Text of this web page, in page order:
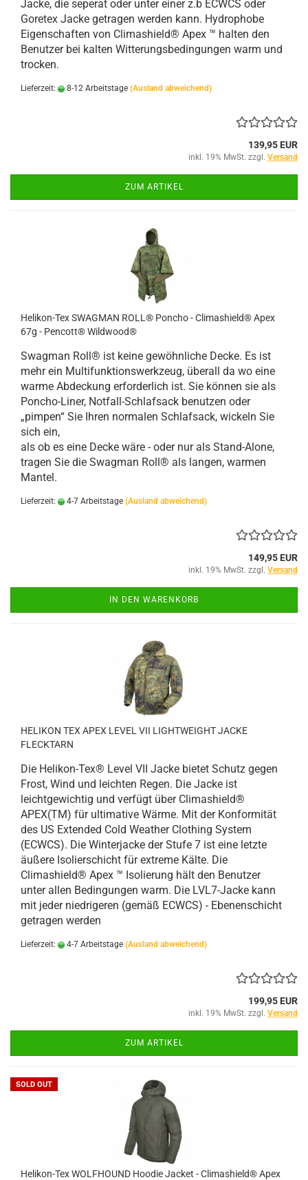
Jacke, die seperat oder unter einer z.b ECWCS oder
Goretex Jacke getragen werden kann. Hydrophobe
Eigenschaften von Climashield® Apex ™ halten den
Benutzer bei kalten Witterungsbedingungen warm und
trocken.
Lieferzeit: 8-12 Arbeitstage (Ausland abweichend)
139,95 EUR
inkl. 19% MwSt. zzgl. Versand
ZUM ARTIKEL
Helikon-Tex SWAGMAN ROLL® Poncho - Climashield® Apex
67g - Pencott® Wildwood®
Swagman Roll® ist keine gewöhnliche Decke. Es ist
mehr ein Multifunktionswerkzeug, überall da wo eine
warme Abdeckung erforderlich ist. Sie können sie als
Poncho-Liner, Notfall-Schlafsack benutzen oder
„pimpen“ Sie Ihren normalen Schlafsack, wickeln Sie
sich ein,
als ob es eine Decke wäre - oder nur als Stand-Alone,
tragen Sie die Swagman Roll® als langen, warmen
Mantel.
Lieferzeit: 4-7 Arbeitstage (Ausland abweichend)
149,95 EUR
inkl. 19% MwSt. zzgl. Versand
IN DEN WARENKORB
HELIKON TEX APEX LEVEL VII LIGHTWEIGHT JACKE
FLECKTARN
Die Helikon-Tex® Level VII Jacke bietet Schutz gegen
Frost, Wind und leichten Regen. Die Jacke ist
leichtgewichtig und verfügt über Climashield®
APEX(TM) für ultimative Wärme. Mit der Konformität
des US Extended Cold Weather Clothing System
(ECWCS). Die Winterjacke der Stufe 7 ist eine letzte
äußere Isolierschicht für extreme Kälte. Die
Climashield® Apex ™ Isolierung hält den Benutzer
unter allen Bedingungen warm. Die LVL7-Jacke kann
mit jeder niedrigeren (gemäß ECWCS) - Ebenenschicht
getragen werden
Lieferzeit: 4-7 Arbeitstage (Ausland abweichend)
199,95 EUR
inkl. 19% MwSt. zzgl. Versand
ZUM ARTIKEL
SOLD OUT
Helikon-Tex WOLFHOUND Hoodie Jacket - Climashield® Apex